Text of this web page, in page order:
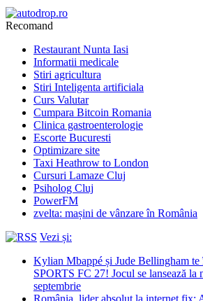
Recomand
Restaurant Nunta Iasi
Informatii medicale
Stiri agricultura
Stiri Inteligenta artificiala
Curs Valutar
Cumpara Bitcoin Romania
Clinica gastroenterologie
Escorte Bucuresti
Optimizare site
Taxi Heathrow to London
Cursuri Lamaze Cluj
Psiholog Cluj
PowerFM
zvelta: mașini de vânzare în România
Vezi și:
Kylian Mbappé și Jude Bellingham
SPORTS FC 27! Jocul se lansează la
septembrie
România, lider absolut la internet fix: